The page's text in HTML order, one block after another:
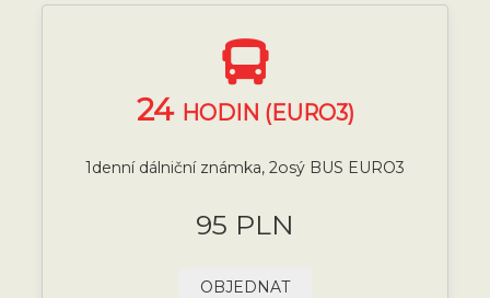
24 HODIN (EURO3)
1denní dálniční známka, 2osý BUS EURO3
95 PLN
OBJEDNAT